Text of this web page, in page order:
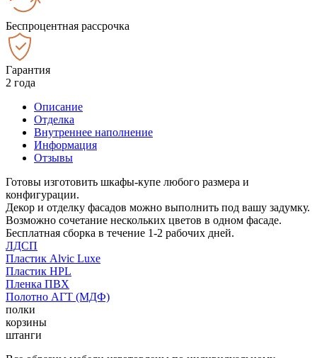
Беспроцентная рассрочка
Гарантия
2 года
Описание
Отделка
Внутреннее наполнение
Информация
Отзывы
Готовы изготовить шкафы-купе любого размера и
конфигурации.
Декор и отделку фасадов можно выполнить под вашу задумку.
Возможно сочетание нескольких цветов в одном фасаде.
Бесплатная сборка в течение 1-2 рабочих дней.
ЛДСП
Пластик Alvic Luxe
Пластик HPL
Пленка ПВХ
Полотно АГТ (МДФ)
полки
корзины
штанги